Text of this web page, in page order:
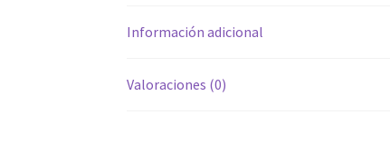
Información adicional
Valoraciones (0)